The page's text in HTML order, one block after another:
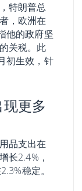
特朗普总
，欧洲在
他的政府坚
关税。此
初生效，针
更多
品支出在
长2.4%，
稳定。